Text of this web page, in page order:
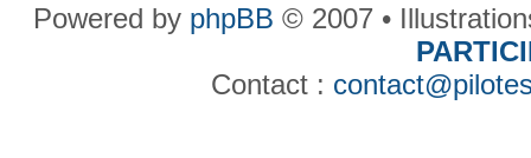
Powered by phpBB © 2007 •
Contact :